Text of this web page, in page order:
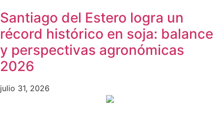
Santiago del Estero logra un
récord histórico en soja: balance
y perspectivas agronómicas
2026
julio 31, 2026